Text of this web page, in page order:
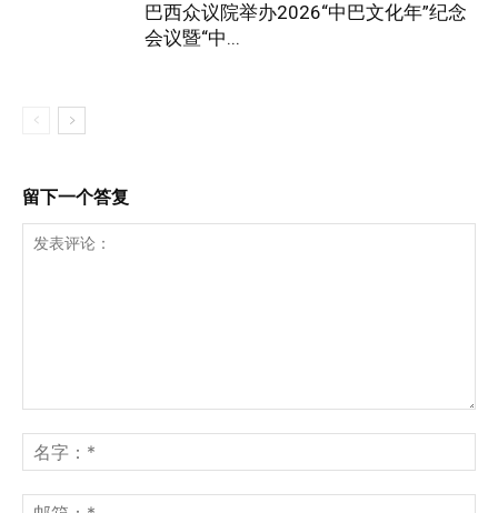
巴西众议院举办2026“中巴文化年”纪念
会议暨“中...
留下一个答复